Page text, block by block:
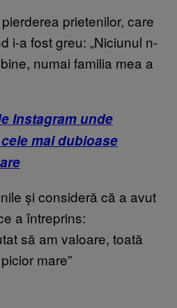
prietenilor, care
i-a fost greu: „Niciunul n-
numai familia mea a
Instagram unde
mai dubioase
și consideră că a avut
a întreprins:
să am valoare, toată
mare”